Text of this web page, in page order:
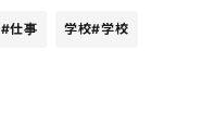
#仕事 学校#学校